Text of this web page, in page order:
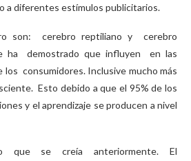
a diferentes estímulos publicitarios.
son: cerebro reptiliano y cerebro
ha demostrado que influyen en las
los consumidores. Inclusive mucho más
Esto debido a que el 95% de los
y el aprendizaje se producen a nivel
que se creía anteriormente. El